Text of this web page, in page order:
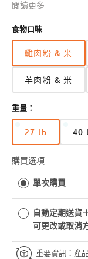
的味道，您的狗狗朋
及 omega-3 和
• 不含玉米、小麥和
• 採用優質原料製
養。
• 獸醫專為所有品
閲讀更多
食物口味
雞肉粉 & 米
羊肉粉 & 米
重量：
27 lb
版
已
完
或
無
法
用
40
購買選項
單次購買
自動定期送貨
可更改或取消
重要資訊：產